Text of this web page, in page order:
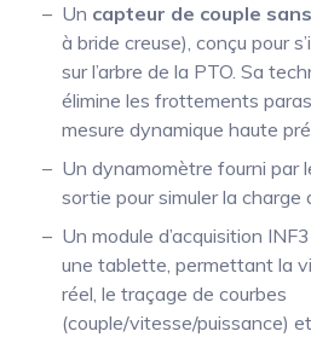
Un capteur de couple
à bride creuse), conçu pour
sur l’arbre de la PTO. Sa
élimine les frottements
mesure dynamique haute
Un dynamomètre fourni par
sortie pour simuler la charge
Un module d’acquisition
une tablette, permettant la
réel, le traçage de courbes
(couple/vitesse/puissance)